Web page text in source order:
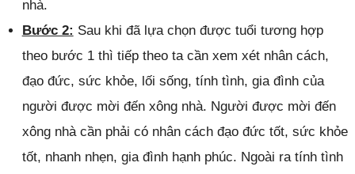
nhà.
Bước 2: Sau khi đã lựa chọn được tuổi tương hợp
theo bước 1 thì tiếp theo ta cần xem xét nhân cách,
đạo đức, sức khỏe, lối sống, tính tình, gia đình của
người được mời đến xông nhà. Người được mời đến
xông nhà cần phải có nhân cách đạo đức tốt, sức khỏe
tốt, nhanh nhẹn, gia đình hạnh phúc. Ngoài ra tính tình